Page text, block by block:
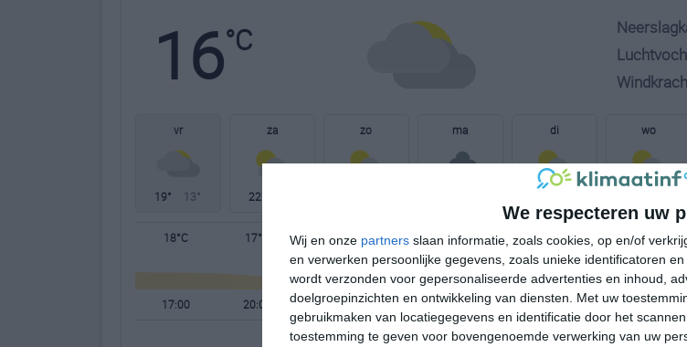
We respecteren uw
Wij en onze partners slaan informatie, zoals cookies, op en/of
en verwerken persoonlijke gegevens, zoals unieke identificatoren
wordt verzonden voor gepersonaliseerde advertenties en inhoud,
doelgroepinzichten en ontwikkeling van diensten.
Met uw
gebruikmaken van locatiegegevens en identificatie door het
toestemming te geven voor bovengenoemde verwerking van uw
16°C
vr
19° 13°
za
22°
zo ma di wo
18°C 17°C 13°C 12°C 11°C 13°C 18°C
17:00 20:00 23:00 02:00 05:00 08:00 11:00